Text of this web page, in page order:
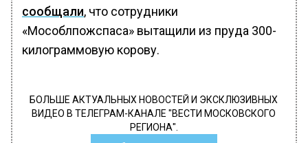
сообщали, что сотрудники
«Мособлпожспаса» вытащили из пруда 300-
килограммовую корову.
БОЛЬШЕ АКТУАЛЬНЫХ НОВОСТЕЙ И ЭКСКЛЮЗИВНЫХ
ВИДЕО В ТЕЛЕГРАМ-КАНАЛЕ "ВЕСТИ МОСКОВСКОГО
РЕГИОНА".